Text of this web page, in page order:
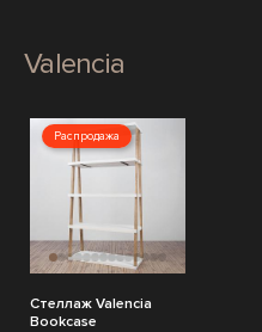
Valencia
Распродажа
Стеллаж Valencia
Bookcase